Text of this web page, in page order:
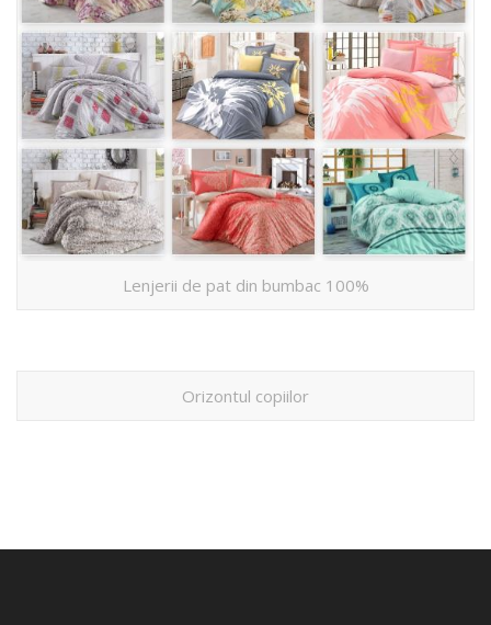
Lenjerii de pat din bumbac 100%
Orizontul copiilor